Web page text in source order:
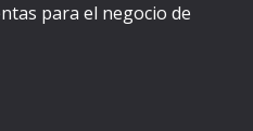
para el negocio de